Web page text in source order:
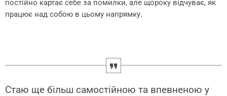
постійно картає себе за помилки, але щороку відчуває, як
працює над собою в цьому напрямку.
Стаю ще більш самостійною та впевненою у